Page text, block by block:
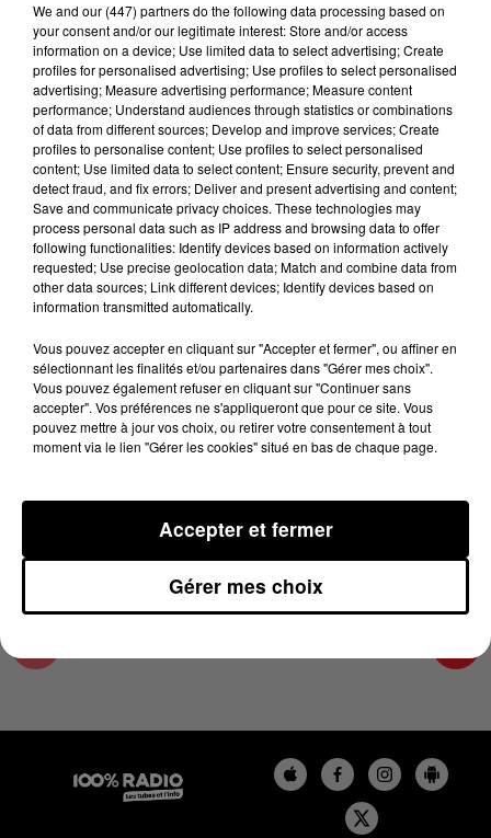
Lecture (4 min 10 sec)
100%
100% Radio les infos de l'Aude
29 octobre 2024 - 4 min 10 sec
LES INFOS DE L'AUDE DU 29/10/2024 À
16H59
Les infos de l'Aude
We and our (447) partnersdo the following data processing based on
your consent and/or our legitimate interest: Store and/or access
information on a device; Use limited data to select advertising; Create
profiles for personalised advertising; Use profiles to select personalised
advertising; Measure advertising performance; Measure content
performance; Understand audiences through statistics or combinations
of data from different sources; Develop and improve services; Create
profiles to personalise content; Use profiles to select personalised
content; Use limited data to select content; Ensure security, prevent and
detect fraud, and fix errors; Deliver and present advertising and content;
Save and communicate privacy choices. These technologies may
process personal data such as IP address and browsing data to offer
following functionalities: Identify devices based on information actively
requested; Use precise geolocation data; Match and combine data from
other data sources; Link different devices; Identify devices based on
information transmitted automatically.
Vous pouvez accepter en cliquant sur "Accepter et fermer", ou affiner en
sélectionnant les finalités et/ou partenaires dans "Gérer mes choix".
Vous pouvez également refuser en cliquant sur "Continuer sans
accepter". Vos préférences ne s'appliqueront que pour ce site. Vous
pouvez mettre à jour vos choix, ou retirer votre consentement à tout
moment via le lien "Gérer les cookies" situé en bas de chaque page.
Gérer mes choix
Accepter et fermer